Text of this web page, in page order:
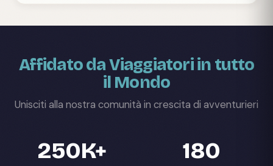
Affidato da Viaggiatori in tutto
il Mondo
Unisciti alla nostra comunità in crescita di avventurieri
250K+ 180